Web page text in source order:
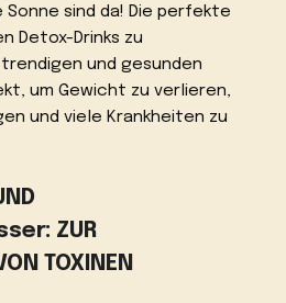
Sonne sind da! Die perfekte
Detox-Drinks zu
trendigen und gesunden
um Gewicht zu verlieren,
und viele Krankheiten zu
ZUR
TOXINEN